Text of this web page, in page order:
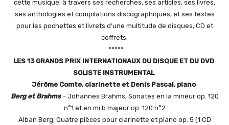
cette musique, à travers ses recherches, ses articles, ses livres,
ses anthologies et compilations discographiques, et ses textes
pour les pochettes et livrets d’une multitude de disques, CD et
coffrets.
*****
LES 13 GRANDS PRIX INTERNATIONAUX DU DISQUE ET DU DVD
SOLISTE INSTRUMENTAL
Jérôme Comte, clarinette et Denis Pascal, piano
Berg et Brahms – Johannes Brahms, Sonates en la mineur op. 120
n°1 et en mi b majeur op. 120 n°2
Alban Berg, Quatre pièces pour clarinette et piano op. 5 (1 CD